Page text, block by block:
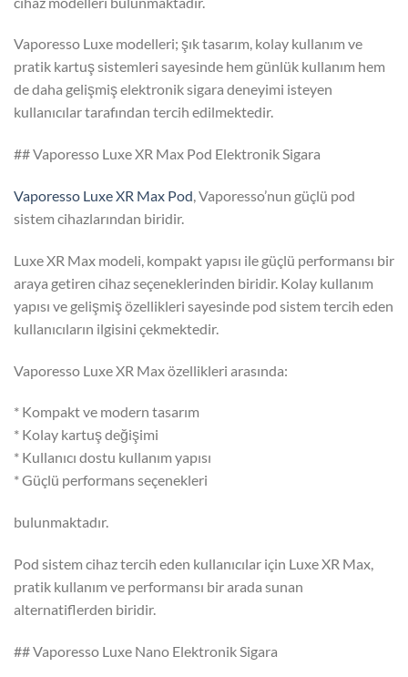
Vaporesso Luxe modelleri; şık tasarım, kolay kullanım ve
pratik kartuş sistemleri sayesinde hem günlük kullanım hem
de daha gelişmiş elektronik sigara deneyimi isteyen
kullanıcılar tarafından tercih edilmektedir.
## Vaporesso Luxe XR Max Pod Elektronik Sigara
Vaporesso Luxe XR Max Pod, Vaporesso’nun güçlü pod
sistem cihazlarından biridir.
Luxe XR Max modeli, kompakt yapısı ile güçlü performansı bir
araya getiren cihaz seçeneklerinden biridir. Kolay kullanım
yapısı ve gelişmiş özellikleri sayesinde pod sistem tercih eden
kullanıcıların ilgisini çekmektedir.
Vaporesso Luxe XR Max özellikleri arasında:
* Kompakt ve modern tasarım
* Kolay kartuş değişimi
* Kullanıcı dostu kullanım yapısı
* Güçlü performans seçenekleri
bulunmaktadır.
Pod sistem cihaz tercih eden kullanıcılar için Luxe XR Max,
pratik kullanım ve performansı bir arada sunan
alternatiflerden biridir.
## Vaporesso Luxe Nano Elektronik Sigara